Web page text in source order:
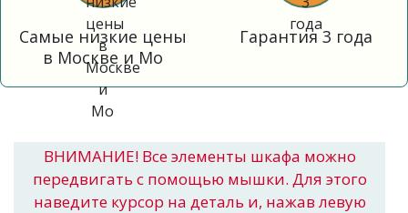
Самые низкие цены
в Москве и Мо
Гарантия 3 года
ВНИМАНИЕ! Все элементы шкафа можно
передвигать с помощью мышки. Для этого
наведите курсор на деталь и, нажав левую